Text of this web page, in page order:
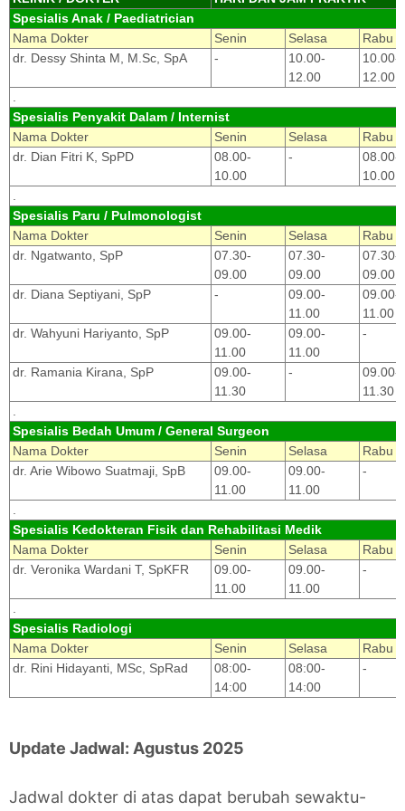
Spesialis Anak / Paediatrician
Nama Dokter
Senin Selasa
Rabu
dr. Dessy Shinta M, M.Sc, SpA
-
10.00-
12.00
10.00-
12.00
Spesialis Penyakit Dalam / Internist
Nama Dokter
Senin Selasa
Rabu
dr. Dian Fitri K, SpPD
08.00-
10.00
-
08.00-
10.00
Spesialis Paru / Pulmonologist
Nama Dokter
Senin Selasa
Rabu
dr. Ngatwanto, SpP
07.30-
09.00
07.30-
09.00
07.30-
09.00
dr. Diana Septiyani, SpP
-
09.00-
11.00
09.00-
11.00
dr. Wahyuni Hariyanto, SpP
09.00-
11.00
09.00-
11.00
-
dr. Ramania Kirana, SpP
09.00-
11.30
-
09.00-
11.30
Spesialis Bedah Umum / General Surgeon
Nama Dokter
Senin Selasa
Rabu
dr. Arie Wibowo Suatmaji, SpB
09.00-
11.00
09.00-
11.00
-
Spesialis Kedokteran Fisik dan Rehabilitasi Medik
Nama Dokter
Senin Selasa
Rabu
dr. Veronika Wardani T, SpKFR
09.00-
11.00
09.00-
11.00
-
Spesialis Radiologi
Nama Dokter
Senin Selasa
Rabu
dr. Rini Hidayanti, MSc, SpRad
08:00-
14:00
08:00-
14:00
-
Update Jadwal: Agustus 2025
Jadwal dokter di atas dapat berubah sewaktu-